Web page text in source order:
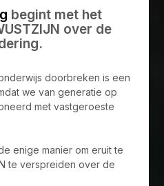
begint met het
over de
doorbreken is een
we van generatie op
met vastgeroeste
enige manier om eruit te
te verspreiden over de